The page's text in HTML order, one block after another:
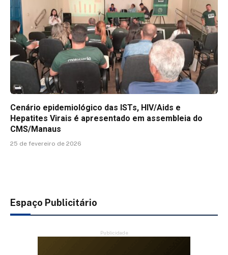
Cenário epidemiológico das ISTs, HIV/Aids e
Hepatites Virais é apresentado em assembleia do
CMS/Manaus
25 de fevereiro de 2026
Espaço Publicitário
Publicidade